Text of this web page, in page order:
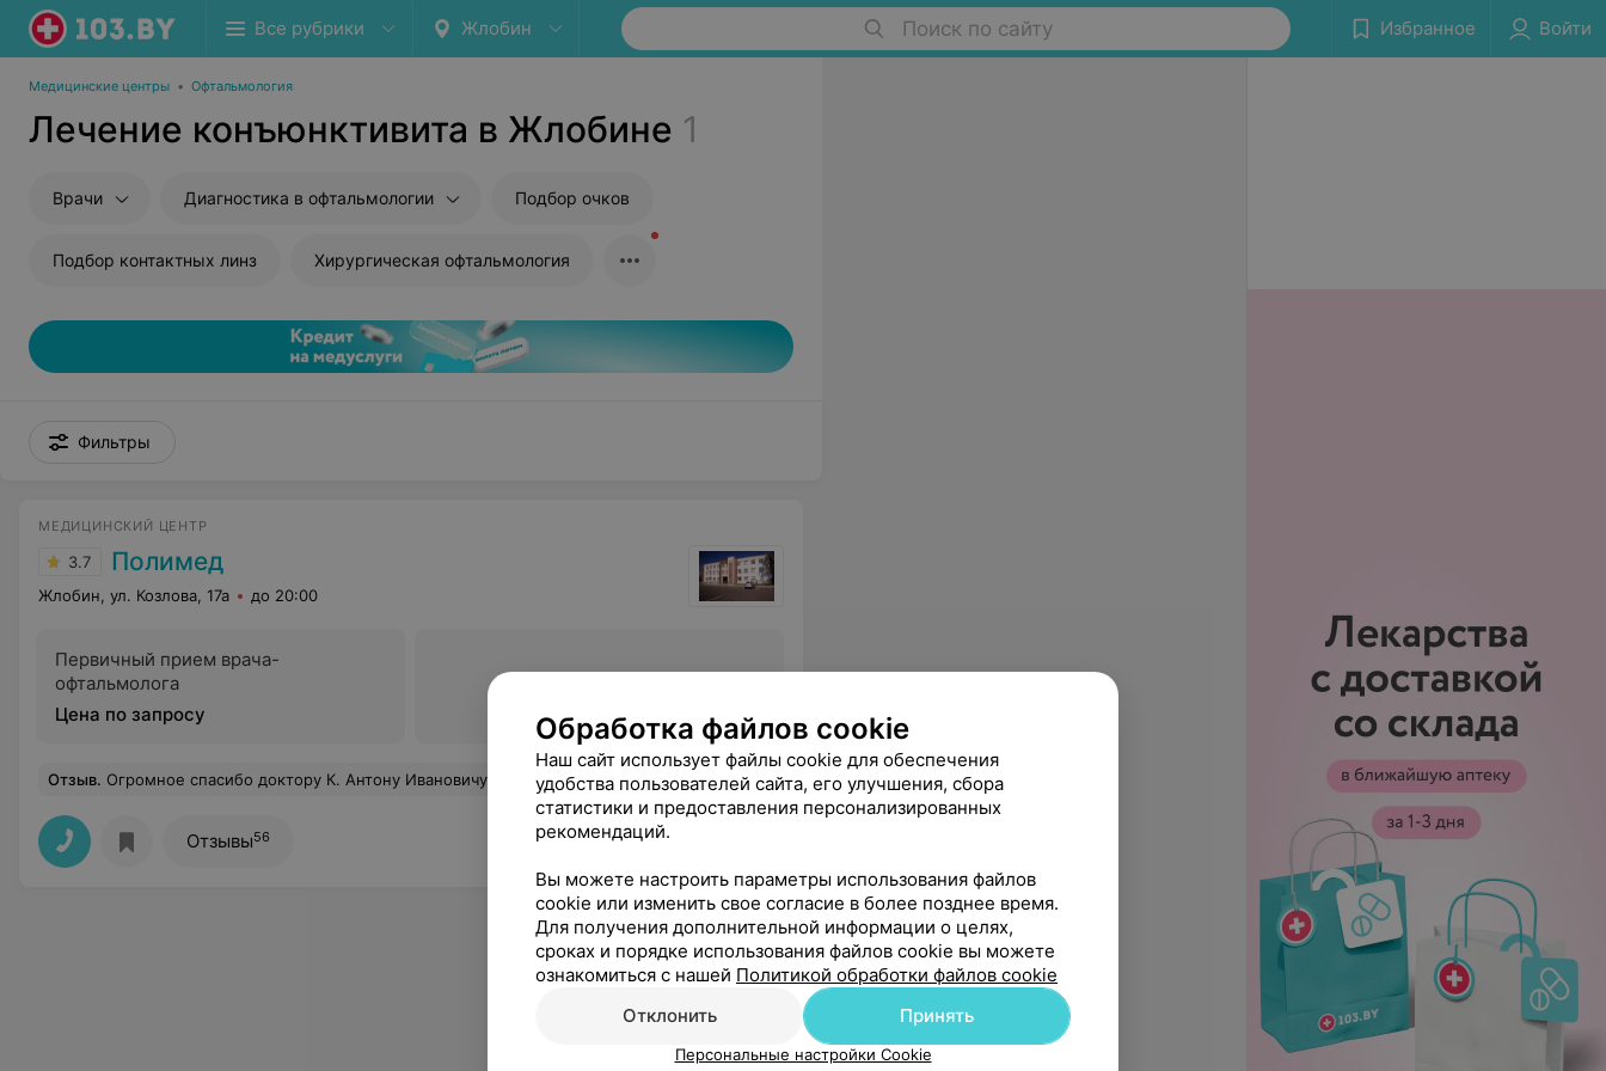
Все рубрики Жлобин Поиск по сайту Избранное Войти
Медицинские центры • Офтальмология
Лечение конъюнктивита в Жлобине 1
Врачи Диагностика в офтальмологии Подбор очков
Подбор контактных линз Хирургическая офтальмология
Фильтры
МЕДИЦИНСКИЙ ЦЕНТР
3.7 Полимед
Жлобин, ул. Козлова, 17а до 20:00
Первичный прием врача-
офтальмолога
Цена по запросу
Отзыв. Огромное спасибо доктору К. Антону Ивановичу , анестезиологу(жаль не знаю фамилии) медсестрам. 1июля 2025г. мне сделали колоноскопию. Я в большом восторге, отношение, забота, уважение и конечно присуствует юмор. Огромное спасибо вам, здоровья вам всем крепкого и конечно удачи в вашей не легкой работе. Процвитания вашему Полимеду. Еще
Отзывы56
Обработка файлов cookie
Наш сайт использует файлы cookie для обеспечения
удобства пользователей сайта, его улучшения, сбора
статистики и предоставления персонализированных
рекомендаций.
Вы можете настроить параметры использования файлов
cookie или изменить свое согласие в более позднее время.
Для получения дополнительной информации о целях,
сроках и порядке использования файлов cookie вы можете
ознакомиться с нашей Политикой обработки файлов cookie
Отклонить
Принять
Персональные настройки Cookie